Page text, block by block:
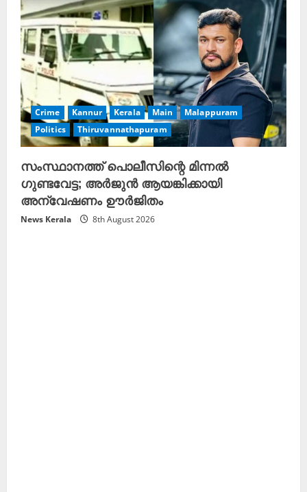
Crime Kannur Kerala Main
Malappuram
Politics
Thiruvannathapuram
സംസ്ഥാനത്ത് പൊലീസിന്റെ മിന്നൽ
ഗുണ്ടവേട്ട; അർജുൻ ആയങ്കിക്കായി
അന്വേഷണം ഊർജിതം
News Kerala 8th August 2026